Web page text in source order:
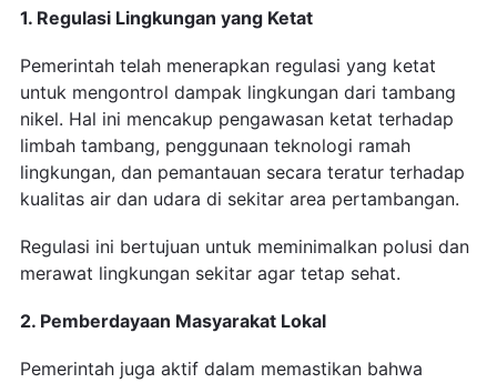
1. Regulasi Lingkungan yang Ketat
Pemerintah telah menerapkan regulasi yang ketat
untuk mengontrol dampak lingkungan dari tambang
nikel. Hal ini mencakup pengawasan ketat terhadap
limbah tambang, penggunaan teknologi ramah
lingkungan, dan pemantauan secara teratur terhadap
kualitas air dan udara di sekitar area pertambangan.
Regulasi ini bertujuan untuk meminimalkan polusi dan
merawat lingkungan sekitar agar tetap sehat.
2. Pemberdayaan Masyarakat Lokal
Pemerintah juga aktif dalam memastikan bahwa